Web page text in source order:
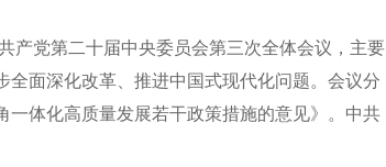
产党第二十届中央委员会第三次全体会议，主要
面深化改革、推进中国式现代化问题。会议分
体化高质量发展若干政策措施的意见》。中共